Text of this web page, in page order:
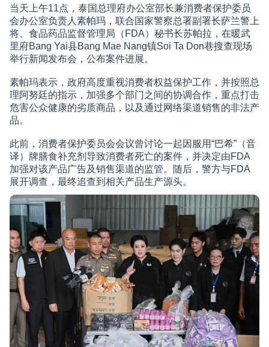
当天上午11点，泰国总理府办公室部长兼消费者保护委员
会办公室负责人素帕玛，联合国家警察总署副署长萨兰警上
将、食品药品监督管理局（FDA）秘书长苏帕拉，在暖武
里府Bang Yai县Bang Mae Nang镇Soi Ta Don巷搜查现场
举行新闻发布会，公布案件进展。
素帕玛表示，政府高度重视消费者权益保护工作，并按照总
理阿努廷的指示，加强多个部门之间的协调合作，重点打击
危害公众健康的劣质商品，以及通过网络渠道销售的非法产
品。
此前，消费者保护委员会会议曾讨论一起因服用“巴希”（音
译）牌膳食补充剂导致消费者死亡的案件，并决定由FDA
加强对该产品广告及销售渠道的监管。随后，警方与FDA
展开调查，最终追查到相关产品生产源头。